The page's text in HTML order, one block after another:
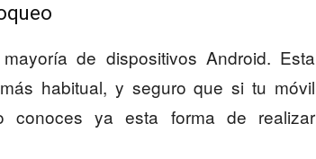
de dispositivos Android. Esta
habitual, y seguro que si tu móvil
conoces ya esta forma de realizar